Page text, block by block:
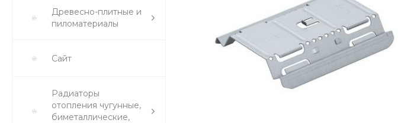
Древесно-плитные и
пиломатериалы
Сайт
Радиаторы
отопления чугунные,
биметаллические,